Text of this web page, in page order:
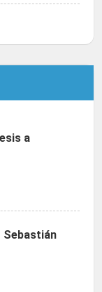
a
Sebastián